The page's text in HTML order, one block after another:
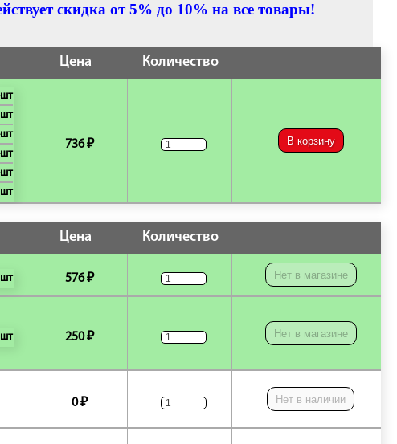
скидка от 5% до 10% на все товары!
Цена Количество
736 ₽ В корзину
Цена Количество
576 ₽ Нет в магазине
250 ₽ Нет в магазине
0 ₽ Нет в наличии